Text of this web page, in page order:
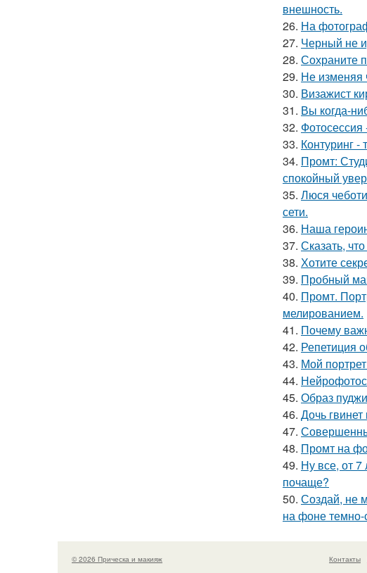
внешность.
26. На
27. Черный не
28. Сохраните
29. Не изменяя
30. Визажист
31. Вы когда-
32. Фотосессия
33. Контуринг -
34. Промт:
спокойный
35. Люся
сети.
36. Наша
37. Сказать,
38. Хотите
39. Пробный
40. Промт.
мелированием.
41. Почему
42. Репетиция
43. Мой
44.
45. Образ
46. Дочь
47.
48. Промт на
49. Ну все, от
почаще?
50. Создай, не
на фоне
© 2026 Прическа и макияж Контакты